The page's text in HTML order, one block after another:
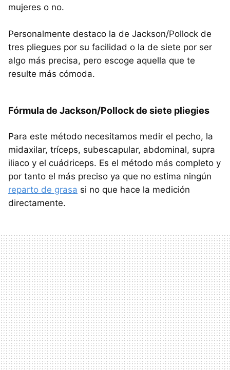
mujeres o no.
Personalmente destaco la de Jackson/Pollock de
tres pliegues por su facilidad o la de siete por ser
algo más precisa, pero escoge aquella que te
resulte más cómoda.
Fórmula de Jackson/Pollock de siete pliegies
Para este método necesitamos medir el pecho, la
midaxilar, tríceps, subescapular, abdominal, supra
iliaco y el cuádriceps. Es el método más completo y
por tanto el más preciso ya que no estima ningún
reparto de grasa si no que hace la medición
directamente.